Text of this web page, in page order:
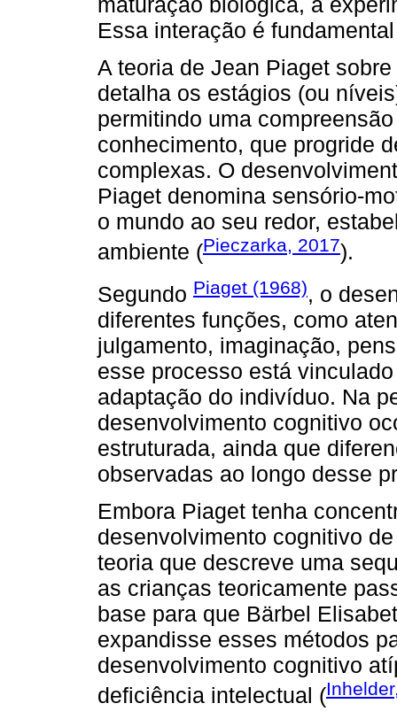
Essa interação é
A teoria de Jean Piaget
detalha os estágios (ou
permitindo uma
conhecimento, que progride
complexas. O
Piaget denomina sensório-
o mundo ao seu redor,
ambiente (Pieczarka, 2017).
Segundo Piaget (1968), o
diferentes funções, como
julgamento, imaginação,
esse processo está
adaptação do indivíduo. Na
desenvolvimento cognitivo
estruturada, ainda que
observadas ao longo desse
Embora Piaget tenha
desenvolvimento cognitivo
teoria que descreve uma
as crianças teoricamente
base para que Bärbel
expandisse esses métodos
desenvolvimento cognitivo
deficiência intelectual (